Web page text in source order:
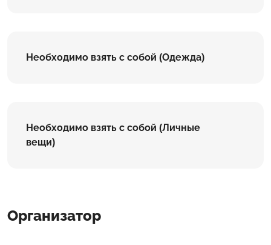
Необходимо взять с собой (Одежда)
Необходимо взять с собой (Личные
вещи)
Организатор